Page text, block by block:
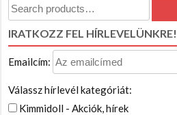
Search
for:
IRATKOZZ FEL HÍRLEVELÜNKRE!
Emailcím:
Válassz hírlevél kategóriát:
Kimmidoll - Akciók, hírek